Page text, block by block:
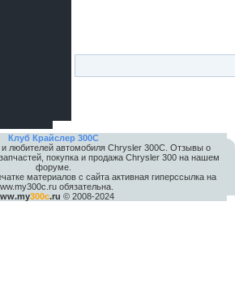
Клуб Крайслер 300C
любителей автомобиля Chrysler 300С. Отзывы о
покупка и продажа Chrysler 300 на нашем
форуме.
материалов с сайта активная гиперссылка на
обязательна.
300c.ru © 2008-2024